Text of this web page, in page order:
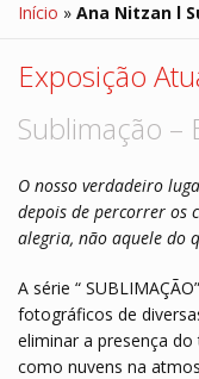
Edição Anteriores
Hall de Exposição
Hall de Encontros
Contato
Início » Ana Nitzan l
Exposição
Sublimação
VISITE ARTE
O nosso verdadeiro
depois de percorrer os
alegria, não aquele do
A série “
fotográficos de
eliminar a presença
como nuvens na